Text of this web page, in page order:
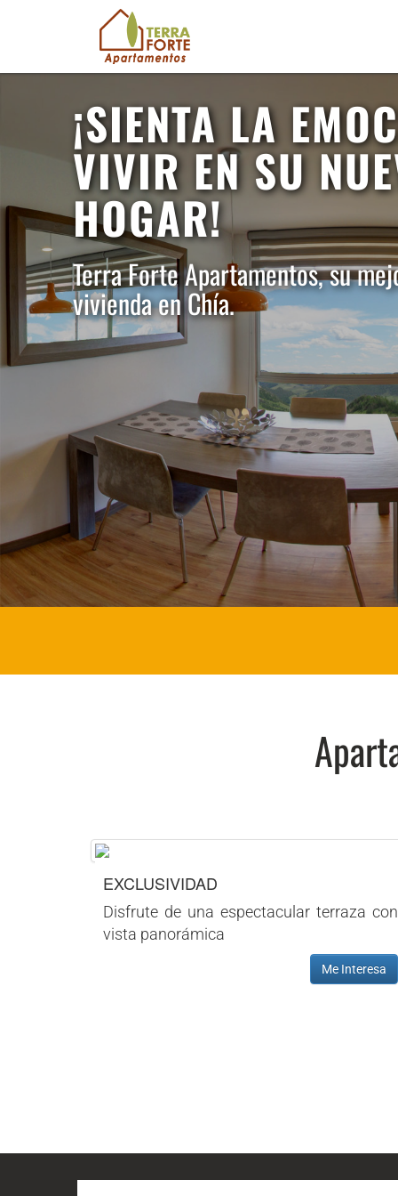
¡SIENTA LA
VIVIR EN SU
HOGAR!
Terra Forte Apartamentos, su
vivienda en Chía.
EXCLUSIVIDAD
Disfrute de una espectacular terraza con
vista panorámica
Me Interesa